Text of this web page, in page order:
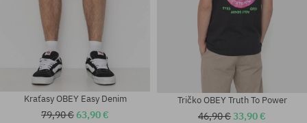
Kraťasy OBEY Easy Denim
79,90 €63,90 €
Tričko OBEY Truth To Power
46,90 €33,90 €